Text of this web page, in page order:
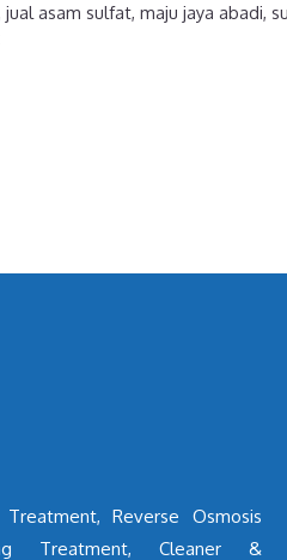
jual asam sulfat, maju jaya abadi,
Reverse Osmosis
Treatment, Cleaner &